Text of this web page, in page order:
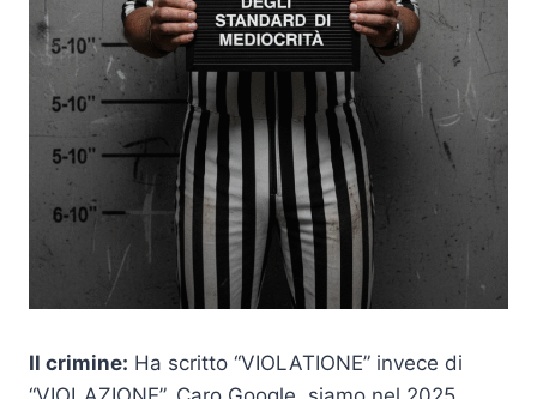
Il crimine: Ha scritto “VIOLATIONE” invece di